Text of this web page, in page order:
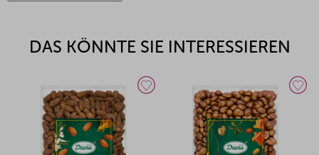
DAS KÖNNTE SIE INTERESSIEREN